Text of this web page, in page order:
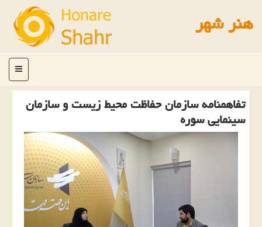
هنر شهر
منو
تفاهمنامه سازمان حفاظت محیط زیست و سازمان
سینمایی سوره